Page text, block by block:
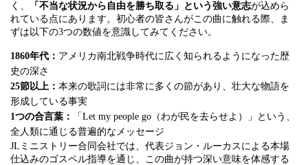
く、
「不当な状況から自由を勝ち取る」という強い意志が込めら
れている点にあります。初心者の皆さんがこの曲に触れる際、ま
ずは以下の3つの数値を意識してみてください。
1860年代： アメリカ南北戦争時代に広く知られるようになった歴
史の深さ
25節以上： 本来の歌詞には非常に多くの節があり、壮大な物語を
形成している事実
1つの合言葉：
「Let my people go（わが民を去らせよ）」という、
全人類に通じる普遍的なメッセージ
JLミニストリー合同会社では、代表ジョン・ルーカスによる本場
仕込みのゴスペル指導を通じ、この曲が持つ深い意味を体感する